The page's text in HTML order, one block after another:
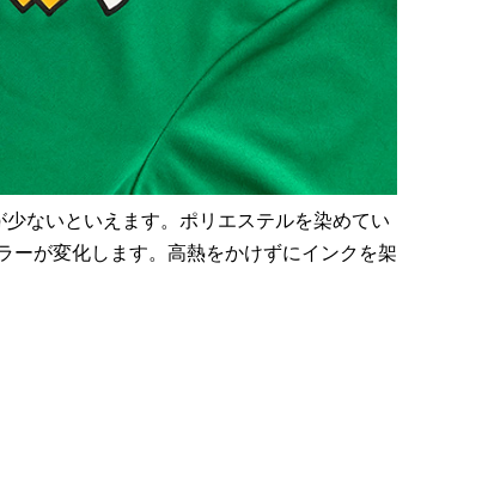
ないといえます。ポリエステルを染めてい
ーが変化します。高熱をかけずにインクを架